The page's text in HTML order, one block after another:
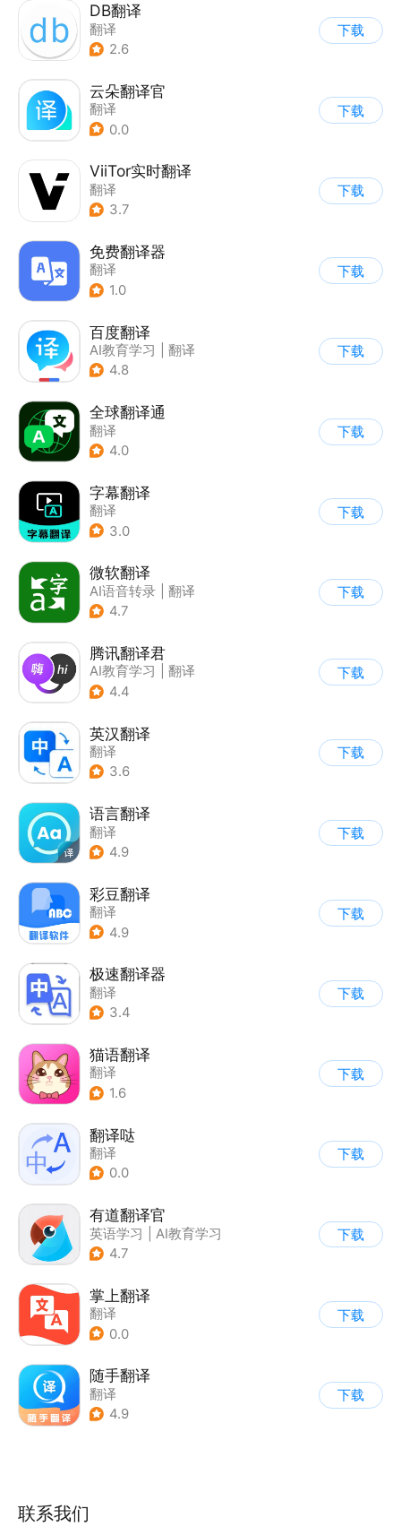
DB翻译
翻译
2.6
下载
云朵翻译官
翻译
0.0
下载
ViiTor实时翻译
翻译
3.7
下载
免费翻译器
翻译
1.0
下载
百度翻译
AI教育学习
翻译
4.8
下载
全球翻译通
翻译
4.0
下载
字幕翻译
翻译
3.0
下载
微软翻译
AI语音转录
翻译
4.7
下载
腾讯翻译君
AI教育学习
翻译
4.4
下载
英汉翻译
翻译
3.6
下载
语言翻译
翻译
4.9
下载
彩豆翻译
翻译
4.9
下载
极速翻译器
翻译
3.4
下载
猫语翻译
翻译
1.6
下载
翻译哒
翻译
0.0
下载
有道翻译官
英语学习
AI教育学习
4.7
下载
掌上翻译
翻译
0.0
下载
随手翻译
翻译
4.9
下载
联系我们